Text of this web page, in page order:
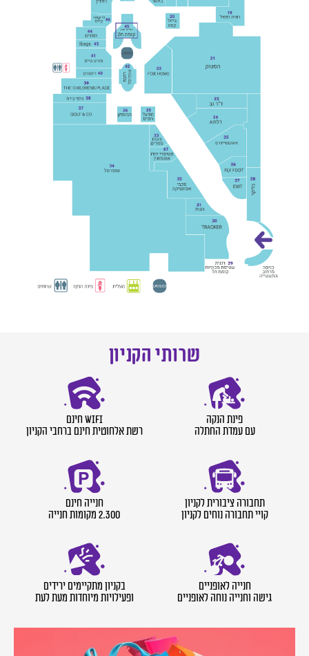
שרותי הקניון
פינת הנקה
עם עמדת החתלה
wifi חינם
רשת אלחוטית חינם ברחבי הקניון
תחבורה ציבורית לקניון
קויי תחבורה נוחים לקניון
חנייה חינם
2.300 מקומות חנייה
חנייה לאופניים
גישה וחנייה נוחה לאופניים
בקניון מתקיימים ירידים
ופעילויות מיוחדות מעת לעת